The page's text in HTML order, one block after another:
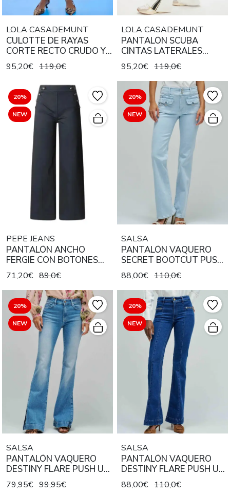
LOLA CASADEMUNT
CULOTTE DE RAYAS
CORTE RECTO CRUDO Y
NEGRO
95,20€ 119,0€
LOLA CASADEMUNT
PANTALÓN SCUBA
CINTAS LATERALES
COLOR BLANCO
95,20€ 119,0€
20%
NEW
PEPE JEANS
PANTALÓN ANCHO
FERGIE CON BOTONES
FRONTALES 594
DULWICH BLUE AZUL
MARINO
71,20€ 89,0€
20%
NEW
SALSA
PANTALÓN VAQUERO
SECRET BOOTCUT PUSH
IN DENIM AZUL
88,00€ 110,0€
20%
NEW
SALSA
PANTALÓN VAQUERO
DESTINY FLARE PUSH UP
DENIM AZUL
79,95€ 99,95€
20%
NEW
SALSA
PANTALÓN VAQUERO
DESTINY FLARE PUSH UP
CON DETALLE DE
CADENA DORADA
88,00€ 110,0€